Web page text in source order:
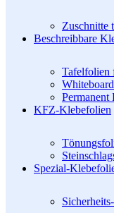
Zuschnitte
Beschreibbare
Tafelfolien
Permanent
KFZ-Klebefolien
Spezial-